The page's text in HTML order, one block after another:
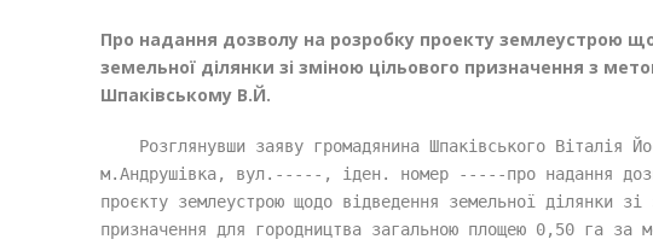
Про надання дозволу на розробку проекту землеустрою
земельної ділянки зі зміною цільового призначення з
Шпаківському В.Й.
Розглянувши заяву громадянина Шпаківського Віталія
м.Андрушівка, вул.-----, іден. номер -----про надання
проєкту землеустрою щодо відведення земельної ділянки зі
призначення для городництва загальною площею 0,50 га за